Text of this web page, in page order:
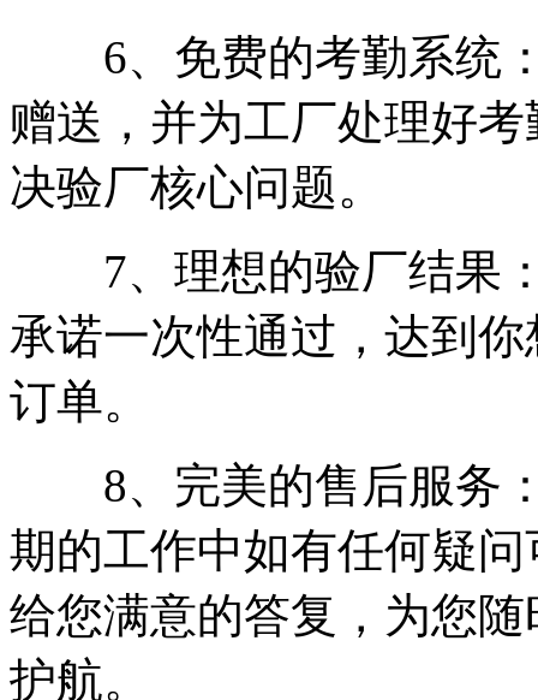
6、免费的考勤系统：
赠送，并为工厂处理好
决验厂核心问题。
7、理想的验厂结果：
承诺一次性通过，达到
订单。
8、完美的售后服务：
期的工作中如有任何疑
给您满意的答复，为您
护航。